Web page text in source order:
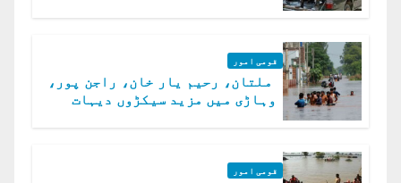
قومی امور
ملتان، رحیم یار خان، راجن پور،
وہاڑی میں مزید سیکڑوں دیہات
قومی امور